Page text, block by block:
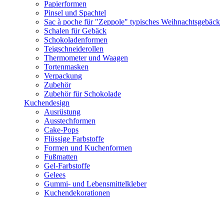
Papierformen
Pinsel und Spachtel
Sac à poche für "Zeppole" typisches Weihnachtsgebäck
Schalen für Gebäck
Schokoladenformen
Teigschneiderollen
Thermometer und Waagen
Tortenmasken
Verpackung
Zubehör
Zubehör für Schokolade
Kuchendesign
Ausrüstung
Ausstechformen
Cake-Pops
Flüssige Farbstoffe
Formen und Kuchenformen
Fußmatten
Gel-Farbstoffe
Gelees
Gummi- und Lebensmittelkleber
Kuchendekorationen